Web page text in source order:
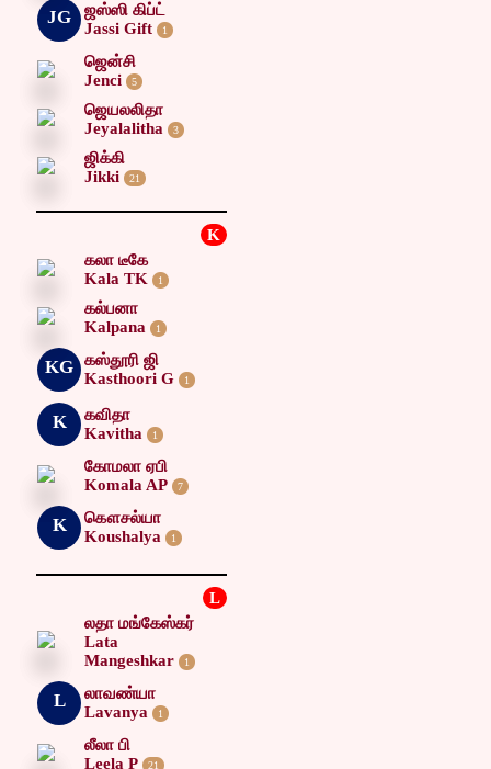
JG
ஜஸ்ஸி கிப்ட்
Jassi Gift
1
ஜென்சி
Jenci
5
ஜெயலலிதா
Jeyalalitha
3
ஜிக்கி
Jikki
21
K
கலா டீகே
Kala TK
1
கல்பனா
Kalpana
1
KG
கஸ்தூரி ஜி
Kasthoori G
1
K
கவிதா
Kavitha
1
கோமலா ஏபி
Komala AP
7
K
கௌசல்யா
Koushalya
1
L
லதா மங்கேஸ்கர்
Lata
Mangeshkar
1
L
லாவண்யா
Lavanya
1
லீலா பி
Leela P
21